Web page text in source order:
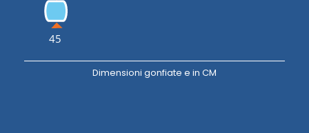
45
Dimensioni gonfiate e in CM